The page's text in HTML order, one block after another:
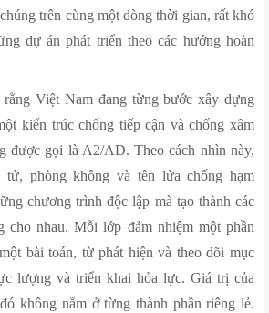
trên cùng một dòng thời gian, rất khó
dự án phát triển theo các hướng hoàn
Việt Nam đang từng bước xây dựng
kiến trúc chống tiếp cận và chống xâm
được gọi là A2/AD. Theo cách nhìn này,
tử, phòng không và tên lửa chống hạm
chương trình độc lập mà tạo thành các
cho nhau. Mỗi lớp đảm nhiệm một phần
bài toán, từ phát hiện và theo dõi mục
lượng và triển khai hỏa lực. Giá trị của
không nằm ở từng thành phần riêng lẻ.